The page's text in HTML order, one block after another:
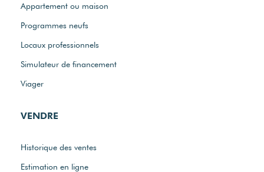
Appartement ou maison
Programmes neufs
Locaux professionnels
Simulateur de financement
Viager
VENDRE
Historique des ventes
Estimation en ligne